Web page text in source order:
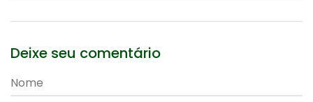
Deixe seu comentário